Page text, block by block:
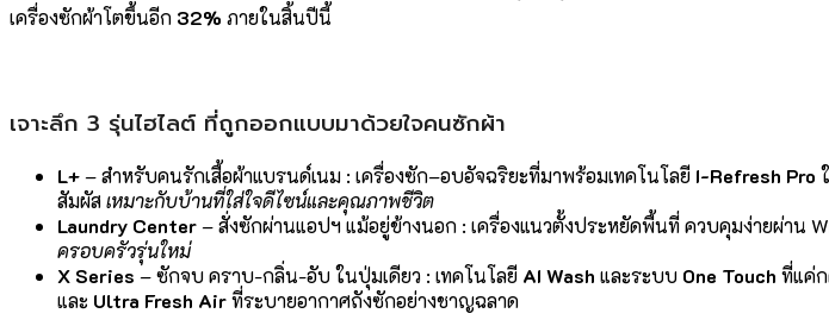
เครื่องซักผ้าโตขึ้นอีก 32% ภายในสิ้นปีนี้
เจาะลึก 3 รุ่นไฮไลต์ ที่ถูกออกแบบมาด้วยใจคนซักผ้า
L+– สำหรับคนรักเสื้อผ้าแบรนด์เนม : เครื่องซัก–อบอัจฉริยะที่มาพร้อมเทคโนโลยี I-Refresh Pro
สัมผัสเหมาะกับบ้านที่ใส่ใจดีไซน์และคุณภาพชีวิต
Laundry Center– สั่งซักผ่านแอปฯ แม้อยู่ข้างนอก : เครื่องแนวตั้งประหยัดพื้นที่ ควบคุมง่ายผ่าน
ครอบครัวรุ่นใหม่
X Series – ซักจบ คราบ-กลิ่น-อับ ในปุ่มเดียว : เทคโนโลยี AI Wash และระบบ One Touch ที่แค่
และ Ultra Fresh Airที่ระบายอากาศถังซักอย่างชาญฉลาด